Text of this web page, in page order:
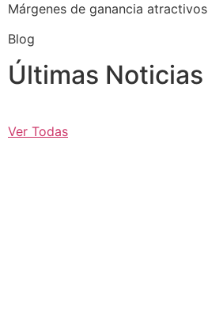
Márgenes de ganancia atractivos
Blog
Últimas Noticias
Ver Todas